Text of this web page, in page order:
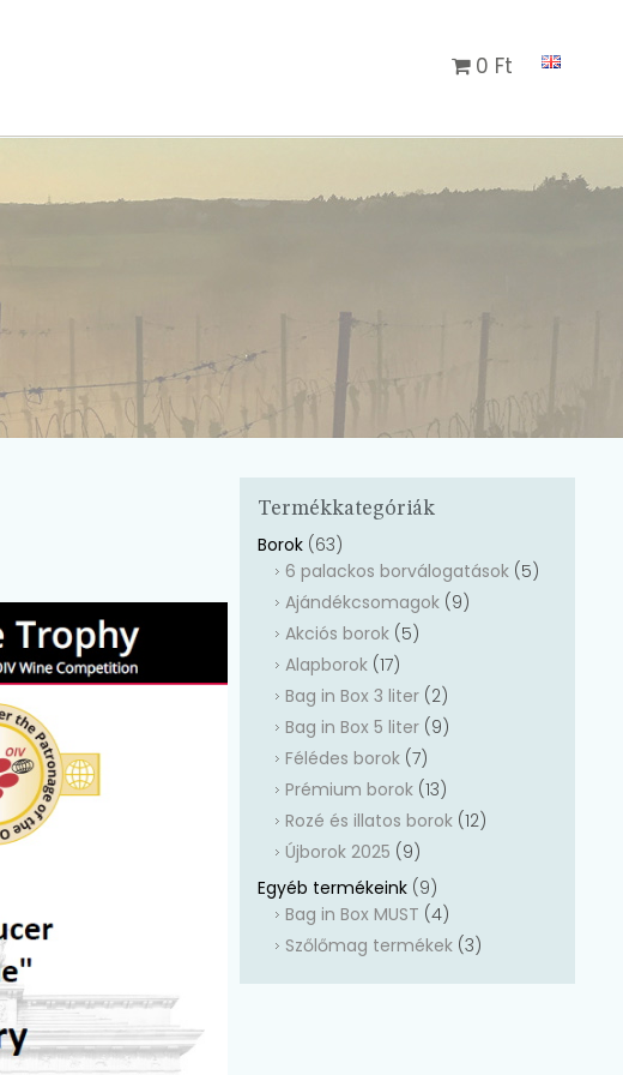
0 Ft
Termékkategóriák
Borok (63)
6 palackos borválogatások (5)
Ajándékcsomagok (9)
Akciós borok (5)
Alapborok (17)
Bag in Box 3 liter (2)
Bag in Box 5 liter (9)
Félédes borok (7)
Prémium borok (13)
Rozé és illatos borok (12)
Újborok 2025 (9)
Egyéb termékeink (9)
Bag in Box MUST (4)
Szőlőmag termékek (3)